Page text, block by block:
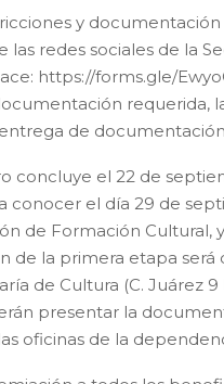
y
las redes sociales de la
https://forms.gle/
requerida,
de
concluye el 22 de
conocer el día 29 de
de Formación Cultural,
de la primera etapa será
de Cultura (C. Juárez
presentar la
oficinas de la